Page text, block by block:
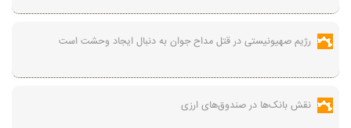
رژیم صهیونیستی در قتل مداح جوان به دنبال ایجاد وحشت است
نقش بانک‌ها در صندوق‌های ارزی